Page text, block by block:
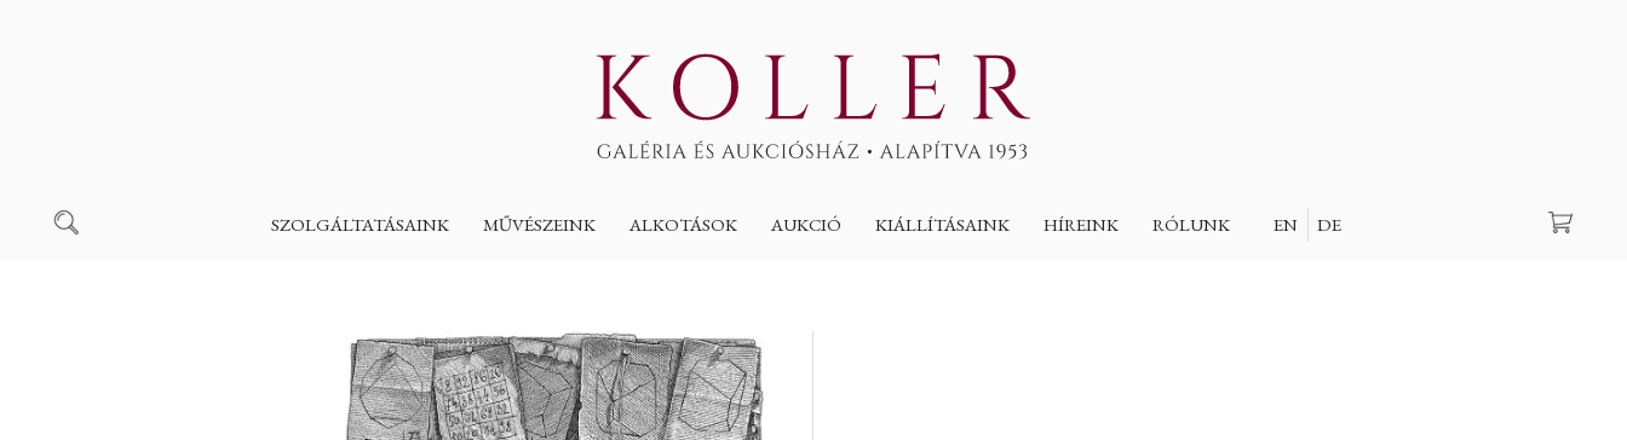
SZOLGÁLTATÁSAINK MŰVÉSZEINK ALKOTÁSOK AUKCIÓ KIÁLLÍTÁSAINK HÍREINK RÓLUNK EN DE
Keresés